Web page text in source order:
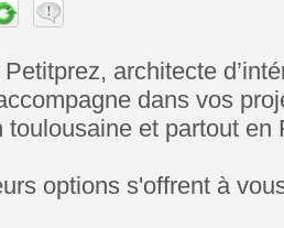
architecte
dans vos
toulousaine et partout en
options s'offrent à